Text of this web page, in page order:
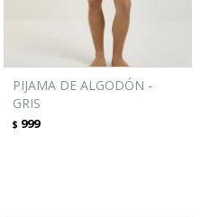
PIJAMA DE ALGODÓN -
GRIS
$ 999